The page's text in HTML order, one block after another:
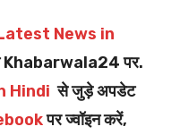
News in
Khabarwala24 पर.
Hindi से जुड़े अपडेट
पर ज्वॉइन करें,